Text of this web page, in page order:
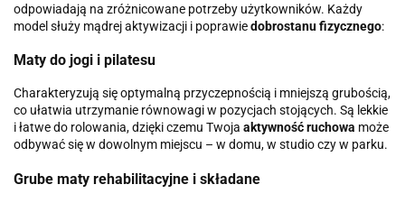
odpowiadają na zróżnicowane potrzeby użytkowników. Każdy
model służy mądrej aktywizacji i poprawiedobrostanu fizycznego:
Maty do jogi i pilatesu
Charakteryzują się optymalną przyczepnością i mniejszą grubością,
co ułatwia utrzymanie równowagi w pozycjach stojących. Są lekkie
i łatwe do rolowania, dzięki czemu Twoja aktywność ruchowa może
odbywać się w dowolnym miejscu – w domu, w studio czy w parku.
Grube maty rehabilitacyjne i składane